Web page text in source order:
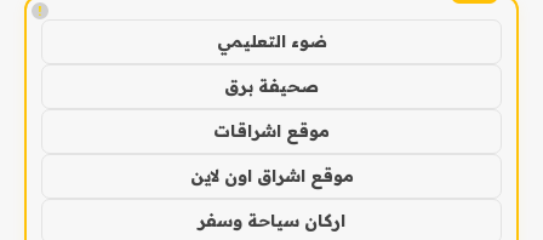
!
ضوء التعليمي
صحيفة برق
موقع اشراقات
موقع اشراق اون لاين
اركان سياحة وسفر